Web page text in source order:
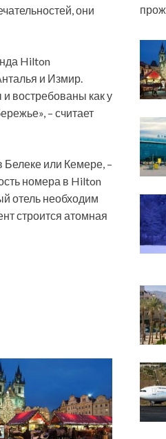
они
Hilton
и Измир.
востребованы как у
– считает
Белеке или Кемере, –
номера в Hilton
отель необходим
строится атомная